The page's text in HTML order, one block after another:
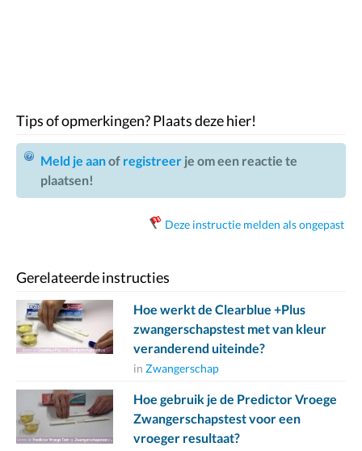
Tips of opmerkingen? Plaats deze hier!
Meld je aanof registreer je om een reactie te
plaatsen!
Deze instructie melden als ongepast
Gerelateerde instructies
Hoe werkt de Clearblue +Plus
zwangerschapstest met van kleur
veranderend uiteinde?
in Zwangerschap
Hoe gebruik je de Predictor Vroege
Zwangerschapstest voor een
vroeger resultaat?